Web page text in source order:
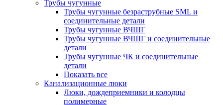
Трубы чугунные
Трубы чугунные безраструбные SML и
соединительные детали
Трубы чугунные ВЧШГ
Трубы чугунные ВЧШГ и соединительные
детали
Трубы чугунные ЧК и соединительные
детали
Показать все
Канализационные люки
Люки, дождеприемники и колодцы
полимерные